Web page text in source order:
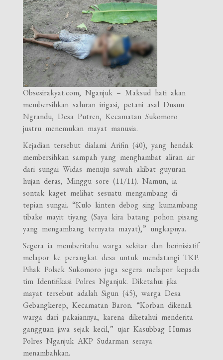
Obsesirakyat.com, Nganjuk – Maksud hati akan
membersihkan saluran irigasi, petani asal Dusun
Ngrandu, Desa Putren, Kecamatan Sukomoro
justru menemukan mayat manusia.
Kejadian tersebut dialami Arifin (40), yang hendak
membersihkan sampah yang menghambat aliran air
dari sungai Widas menuju sawah akibat guyuran
hujan deras, Minggu sore (11/11). Namun, ia
sontak kaget melihat sesuatu mengambang di
tepian sungai. “Kulo kinten debog sing kumambang
tibake mayit tiyang (Saya kira batang pohon pisang
yang mengambang ternyata mayat),” ungkapnya.
Segera ia memberitahu warga sekitar dan berinisiatif
melapor ke perangkat desa untuk mendatangi TKP.
Pihak Polsek Sukomoro juga segera melapor kepada
tim Identifikasi Polres Nganjuk. Diketahui jika
mayat tersebut adalah Sigun (45), warga Desa
Gebangkerep, Kecamatan Baron. “Korban dikenali
warga dari pakaiannya, karena diketahui menderita
gangguan jiwa sejak kecil,” ujar Kasubbag Humas
Polres Nganjuk AKP Sudarman seraya
menambahkan.